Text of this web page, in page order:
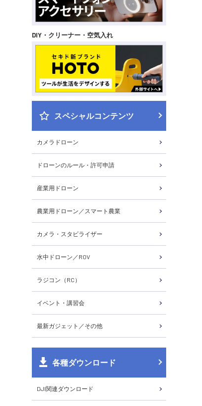
DIY・クリーナー・空気入れ
スペシャルコンテンツ
カメラドローン
ドローンのルール・許可申請
産業用ドローン
農業用ドローン／スマート農業
カメラ・スタビライザー
水中ドローン／ROV
ラジコン（RC）
イベント・講習会
最新ガジェット／その他
各種ダウンロード
DJI関連ダウンロード